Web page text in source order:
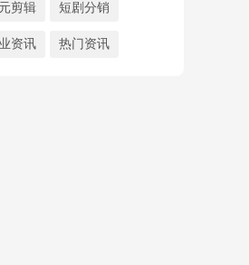
剪辑 短剧分销
资讯 热门资讯